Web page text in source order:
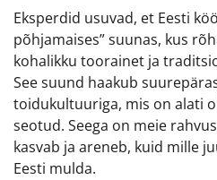
Eksperdid usuvad, et Eesti
põhjamaises” suunas, kus
kohalikku toorainet ja
See suund haakub
toidukultuuriga, mis on alati
seotud. Seega on meie
kasvab ja areneb, kuid mille
Eesti mulda.